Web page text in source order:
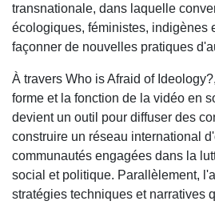
transnationale, dans laquelle
écologiques, féministes, indigènes
façonner de nouvelles pratiques
À travers Who is Afraid of
forme et la fonction de la vidéo en
devient un outil pour diffuser des
construire un réseau international
communautés engagées dans la
social et politique. Parallèlement,
stratégies techniques et narratives